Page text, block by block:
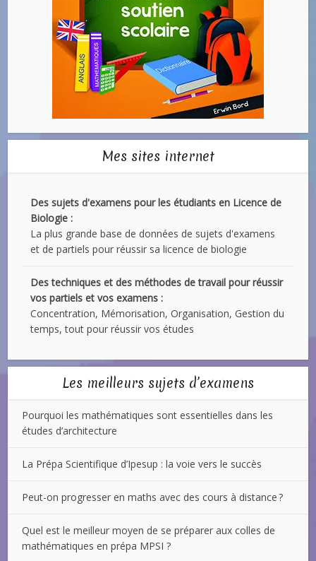
Mes sites internet
Des sujets d'examens pour les étudiants en Licence de
Biologie :
La plus grande base de données de sujets d'examens
et de partiels pour réussir sa licence de biologie
Des techniques et des méthodes de travail pour réussir
vos partiels et vos examens :
Concentration, Mémorisation, Organisation, Gestion du
temps, tout pour réussir vos études
Les meilleurs sujets d’examens
Pourquoi les mathématiques sont essentielles dans les
études d’architecture
La Prépa Scientifique d’Ipesup : la voie vers le succès
Peut-on progresser en maths avec des cours à distance ?
Quel est le meilleur moyen de se préparer aux colles de
mathématiques en prépa MPSI ?